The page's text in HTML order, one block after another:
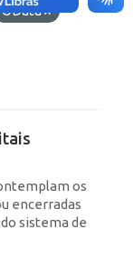
OData
os
encerradas
sistema de